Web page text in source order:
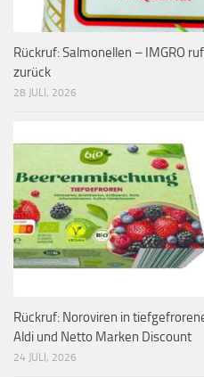
Rückruf: Salmonellen – IMGRO
zurück
28 JULI, 2026
Rückruf: Noroviren in
Aldi und Netto Marken Discount
24 JULI, 2026